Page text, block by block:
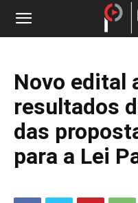
Novo edital
resultados
das
para a Lei